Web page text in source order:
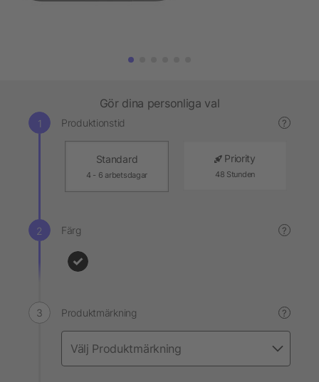
Gör dina personliga val
Produktionstid ?
Standard
4 - 6 arbetsdagar
Priority
48 Stunden
Färg ?
Produktmärkning ?